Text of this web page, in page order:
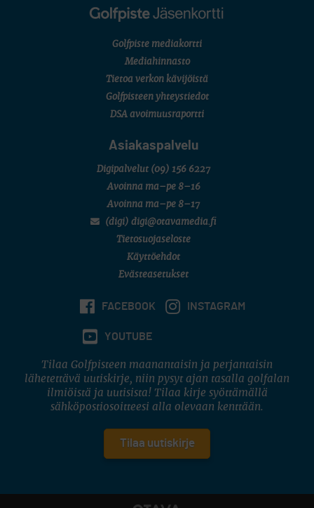
Golfpiste mediakortti
Mediahinnasto
Tietoa verkon kävijöistä
Golfpisteen yhteystiedot
DSA avoimuusraportti
Asiakaspalvelu
Digipalvelut (09) 156 6227
Avoinna ma–pe 8–16
Avoinna ma–pe 8–17
(digi) digi@otavamedia.fi
Tietosuojaseloste
Käyttöehdot
Evästeasetukset
FACEBOOK INSTAGRAM
YOUTUBE
Tilaa Golfpisteen maanantaisin ja perjantaisin
lähetettävä uutiskirje, niin pysyt ajan tasalla golfalan
ilmiöistä ja uutisista! Tilaa kirje syöttämällä
sähköpostiosoitteesi alla olevaan kenttään.
Tilaa uutiskirje